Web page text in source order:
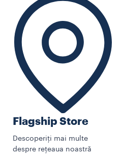
Flagship Store
Descoperiți mai multe
despre rețeaua noastră